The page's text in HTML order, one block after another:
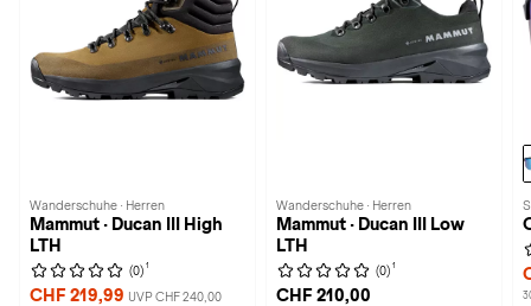
Wanderschuhe · Herren
Mammut · Ducan III High
LTH
(0) 1
CHF 219,99 UVP CHF 240,00
Wanderschuhe · Herren
Mammut · Ducan III Low
LTH
(0) 1
CHF 210,00